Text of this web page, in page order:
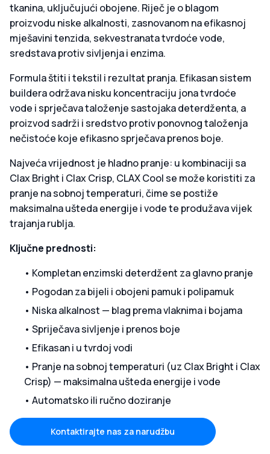
tkanina, uključujući obojene. Riječ je o blagom
proizvodu niske alkalnosti, zasnovanom na efikasnoj
mješavini tenzida, sekvestranata tvrdoće vode,
sredstava protiv sivljenja i enzima.
Formula štiti i tekstil i rezultat pranja. Efikasan sistem
buildera održava nisku koncentraciju jona tvrdoće
vode i sprječava taloženje sastojaka deterdženta, a
proizvod sadrži i sredstvo protiv ponovnog taloženja
nečistoće koje efikasno sprječava prenos boje.
Najveća vrijednost je hladno pranje: u kombinaciji sa
Clax Bright i Clax Crisp, CLAX Cool se može koristiti za
pranje na sobnoj temperaturi, čime se postiže
maksimalna ušteda energije i vode te produžava vijek
trajanja rublja.
Ključne prednosti:
• Kompletan enzimski deterdžent za glavno pranje
• Pogodan za bijeli i obojeni pamuk i polipamuk
• Niska alkalnost — blag prema vlaknima i bojama
• Spriječava sivljenje i prenos boje
• Efikasan i u tvrdoj vodi
• Pranje na sobnoj temperaturi (uz Clax Bright i Clax
Crisp) — maksimalna ušteda energije i vode
• Automatsko ili ručno doziranje
Kontaktirajte nas za narudžbu